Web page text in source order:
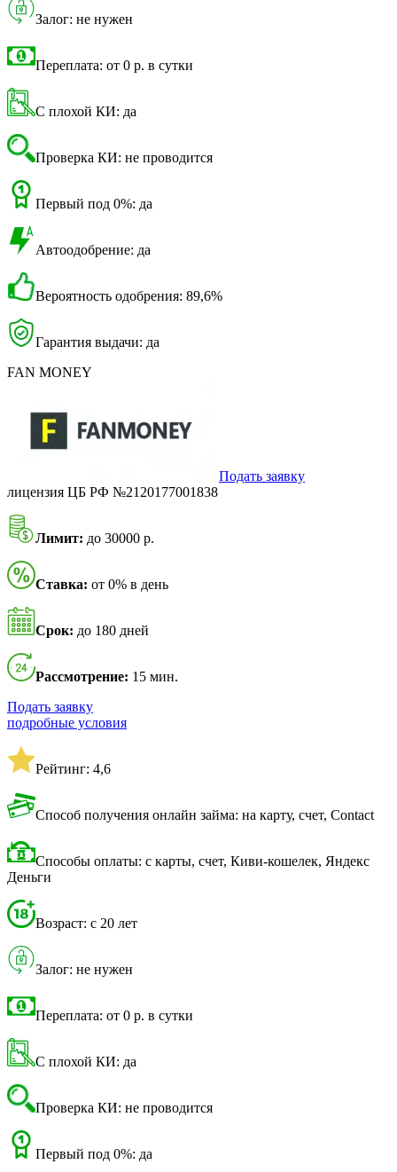
Залог: не нужен
Переплата: от 0 р. в сутки
С плохой КИ: да
Проверка КИ: не проводится
Первый под 0%: да
Автоодобрение: да
Вероятность одобрения: 89,6%
Гарантия выдачи: да
FAN MONEY
Подать заявку
лицензия ЦБ РФ №2120177001838
Лимит: до 30000 р.
Ставка: от 0% в день
Срок: до 180 дней
Рассмотрение: 15 мин.
Подать заявку
подробные условия
Рейтинг: 4,6
Способ получения онлайн займа: на карту, счет, Contact
Способы оплаты: с карты, счет, Киви-кошелек, Яндекс
Деньги
Возраст: с 20 лет
Залог: не нужен
Переплата: от 0 р. в сутки
С плохой КИ: да
Проверка КИ: не проводится
Первый под 0%: да